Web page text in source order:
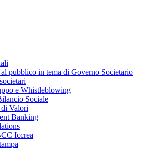
pubblico in tema di Governo Societario
e Whistleblowing
Sociale
di Valori
Banking
Iccrea